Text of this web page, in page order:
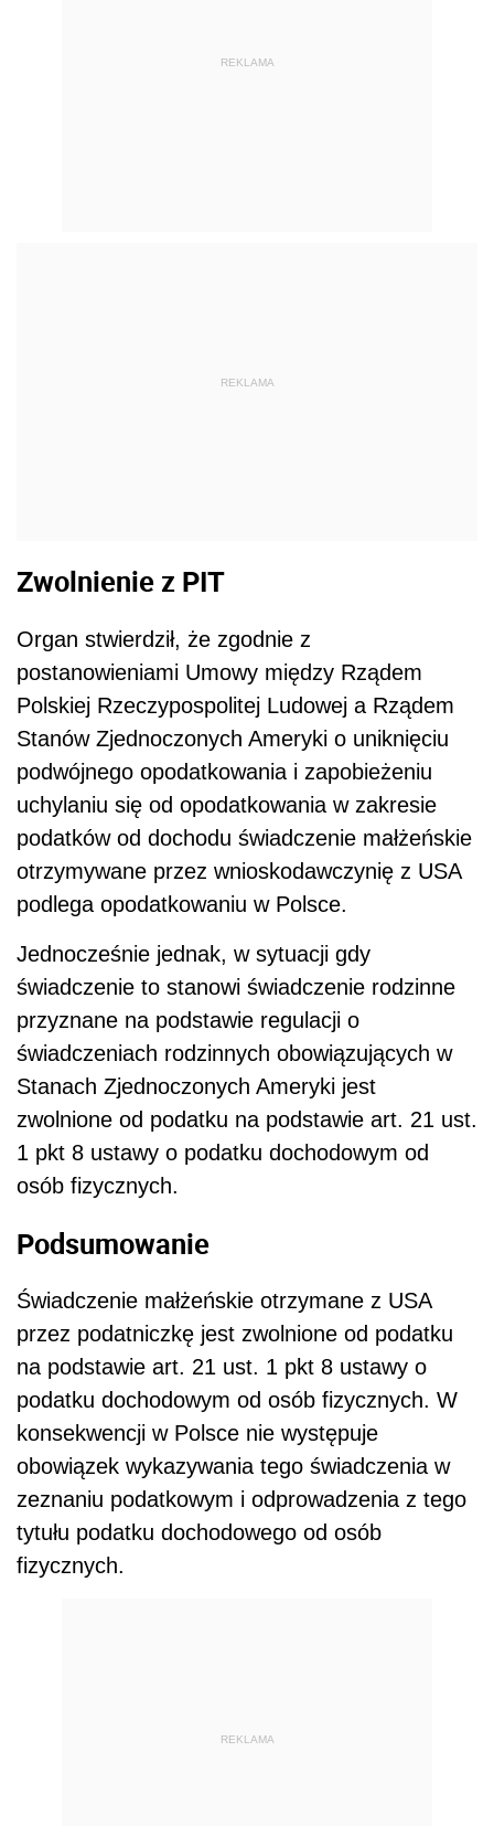
REKLAMA
REKLAMA
Zwolnienie z PIT
Organ stwierdził, że zgodnie z
postanowieniami Umowy między Rządem
Polskiej Rzeczypospolitej Ludowej a Rządem
Stanów Zjednoczonych Ameryki o uniknięciu
podwójnego opodatkowania i zapobieżeniu
uchylaniu się od opodatkowania w zakresie
podatków od dochodu świadczenie małżeńskie
otrzymywane przez wnioskodawczynię z USA
podlega opodatkowaniu w Polsce.
Jednocześnie jednak, w sytuacji gdy
świadczenie to stanowi świadczenie rodzinne
przyznane na podstawie regulacji o
świadczeniach rodzinnych obowiązujących w
Stanach Zjednoczonych Ameryki jest
zwolnione od podatku na podstawie art. 21 ust.
1 pkt 8 ustawy o podatku dochodowym od
osób fizycznych.
Podsumowanie
Świadczenie małżeńskie otrzymane z USA
przez podatniczkę jest zwolnione od podatku
na podstawie art. 21 ust. 1 pkt 8 ustawy o
podatku dochodowym od osób fizycznych. W
konsekwencji w Polsce nie występuje
obowiązek wykazywania tego świadczenia w
zeznaniu podatkowym i odprowadzenia z tego
tytułu podatku dochodowego od osób
fizycznych.
REKLAMA